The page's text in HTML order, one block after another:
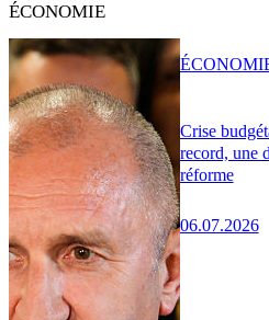
ÉCONOMIE
Crise
record, une
réforme
06.07.2026